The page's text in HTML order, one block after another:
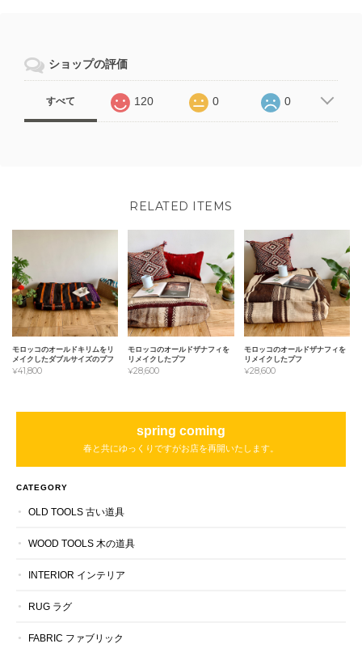
ショップの評価
すべて 120 0 0
RELATED ITEMS
モロッコのオールドキリムをリ
メイクしたダブルサイズのプフ
¥41,800
モロッコのオールドザナフィを
リメイクしたプフ
¥28,600
モロッコのオールドザナフィを
リメイクしたプフ
¥28,600
spring coming
春と共にゆっくりですがお店を再開いたします。
CATEGORY
OLD TOOLS 古い道具
WOOD TOOLS 木の道具
INTERIOR インテリア
RUG ラグ
FABRIC ファブリック